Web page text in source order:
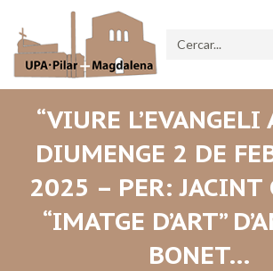
Search:
“VIURE L’EVANGELI
DIUMENGE 2 DE
2025 – PER: JACINT
“IMATGE D’ART”
BONET…